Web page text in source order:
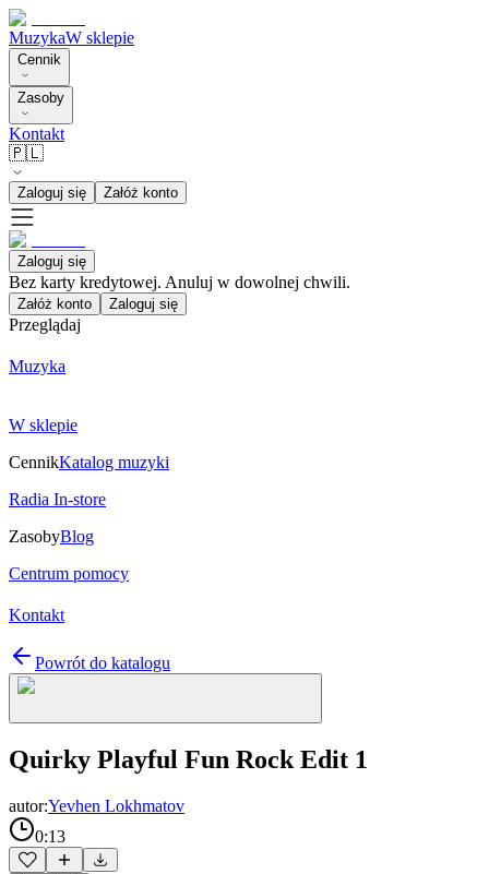
MuzykaW sklepie
Cennik
Zasoby
Kontakt
🇵🇱
Zaloguj się Załóż konto
Zaloguj się
Bez karty kredytowej. Anuluj w dowolnej chwili.
Załóż konto Zaloguj się
Przeglądaj
Muzyka
W sklepie
CennikKatalog muzyki
Radia In-store
ZasobyBlog
Centrum pomocy
Kontakt
Powrót do katalogu
Quirky Playful Fun Rock Edit 1
autor:Yevhen Lokhmatov
0:13